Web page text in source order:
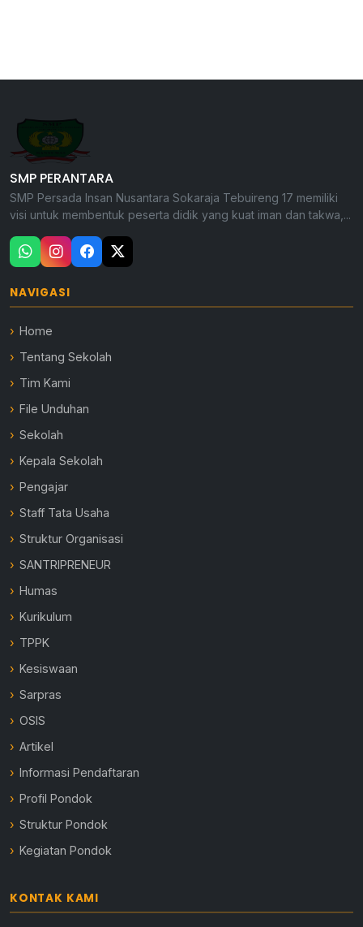
SMP PERANTARA
SMP Persada Insan Nusantara Sokaraja Tebuireng 17 memiliki
visi untuk membentuk peserta didik yang kuat iman dan takwa,...
NAVIGASI
Home
Tentang Sekolah
Tim Kami
File Unduhan
Sekolah
Kepala Sekolah
Pengajar
Staff Tata Usaha
Struktur Organisasi
SANTRIPRENEUR
Humas
Kurikulum
TPPK
Kesiswaan
Sarpras
OSIS
Artikel
Informasi Pendaftaran
Profil Pondok
Struktur Pondok
Kegiatan Pondok
KONTAK KAMI